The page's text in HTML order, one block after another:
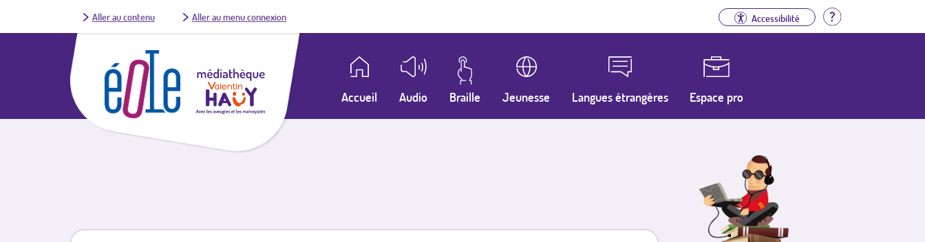
Aller au contenu Aller au menu connexion Accessibilité Aide
Accueil Audio Braille Jeunesse Langues étrangères Espace pro